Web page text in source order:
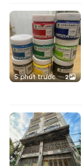
5 phút trước 2